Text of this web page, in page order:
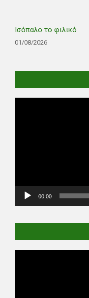
Ισόπαλο το φιλικό
01/08/2026
00:00